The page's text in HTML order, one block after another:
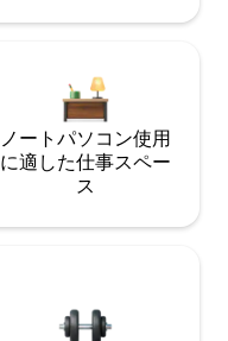
ノートパソコン使用
に適した仕事スペー
ス